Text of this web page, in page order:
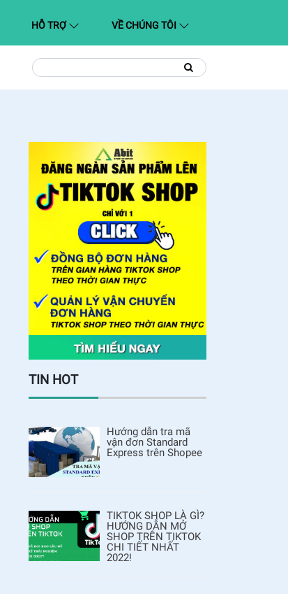
HỖ TRỢ VỀ CHÚNG TÔI
Tìm
kiếm:
Tìm
kiếm
TIN HOT
Hướng dẫn tra mã
vận đơn Standard
Express trên Shopee
TIKTOK SHOP LÀ GÌ?
HƯỚNG DẪN MỞ
SHOP TRÊN TIKTOK
CHI TIẾT NHẤT
2022!